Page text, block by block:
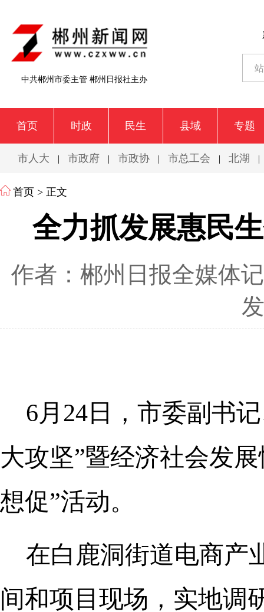
中共郴州市委主管 郴州日报社主办
首页 时政 民生 县域 专题
市人大 | 市政府 | 市政协 | 市总工会 | 北湖 |
首页 > 正文
全力抓发展惠民
作者：郴州日报全媒体
6月24日，市委副书
大攻坚”暨经济社会发
想促”活动。
在白鹿洞街道电商产
间和项目现场，实地调